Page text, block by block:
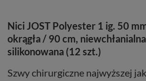
Nici JOST Polyester 1 ig. 50
okrągła / 90 cm,
silikonowana (12 szt.)
Szwy chirurgiczne najwyższej